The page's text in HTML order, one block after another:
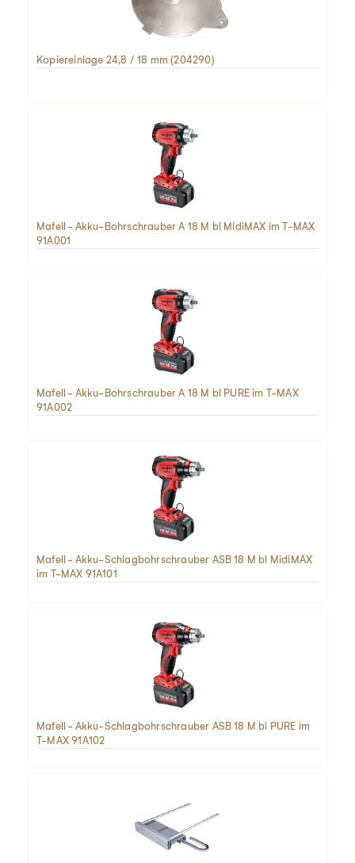
Kopiereinlage 24,8 / 18 mm (204290)
Mafell - Akku-Bohrschrauber A 18 M bl MidiMAX im T-MAX
91A001
Mafell - Akku-Bohrschrauber A 18 M bl PURE im T-MAX
91A002
Mafell - Akku-Schlagbohrschrauber ASB 18 M bl MidiMAX
im T-MAX 91A101
Mafell - Akku-Schlagbohrschrauber ASB 18 M bl PURE im
T-MAX 91A102